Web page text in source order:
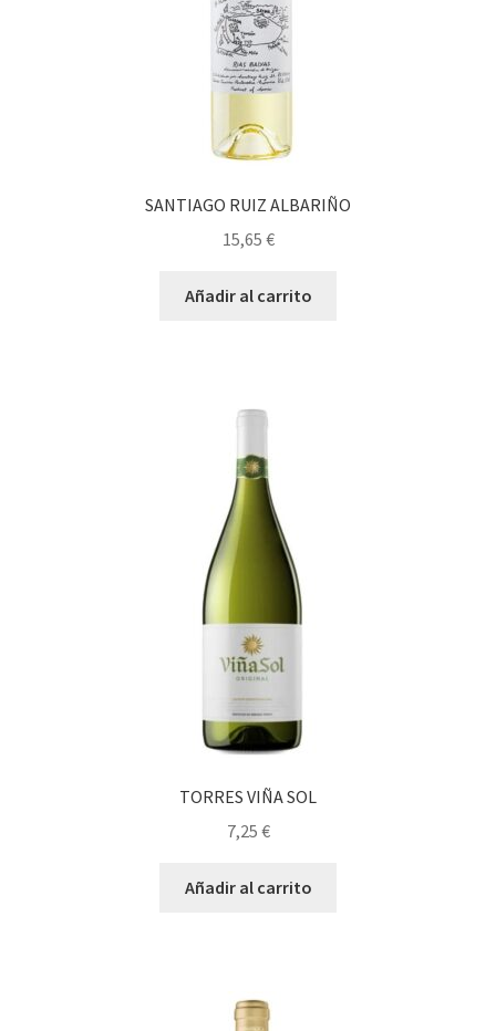
SANTIAGO RUIZ ALBARIÑO
15,65 €
Añadir al carrito
TORRES VIÑA SOL
7,25 €
Añadir al carrito